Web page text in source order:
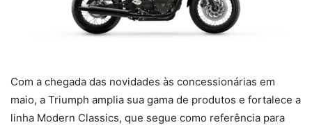
Com a chegada das novidades às concessionárias em
maio, a Triumph amplia sua gama de produtos e fortalece a
linha Modern Classics, que segue como referência para